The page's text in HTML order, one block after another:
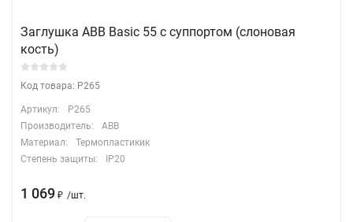
Заглушка ABB Basic 55 с суппортом (слоновая
кость)
Код товара: P265
Артикул:
P265
Производитель:
ABB
Материал:
Термопластикик
Степень защиты:
IP20
1 069 ₽ /шт.